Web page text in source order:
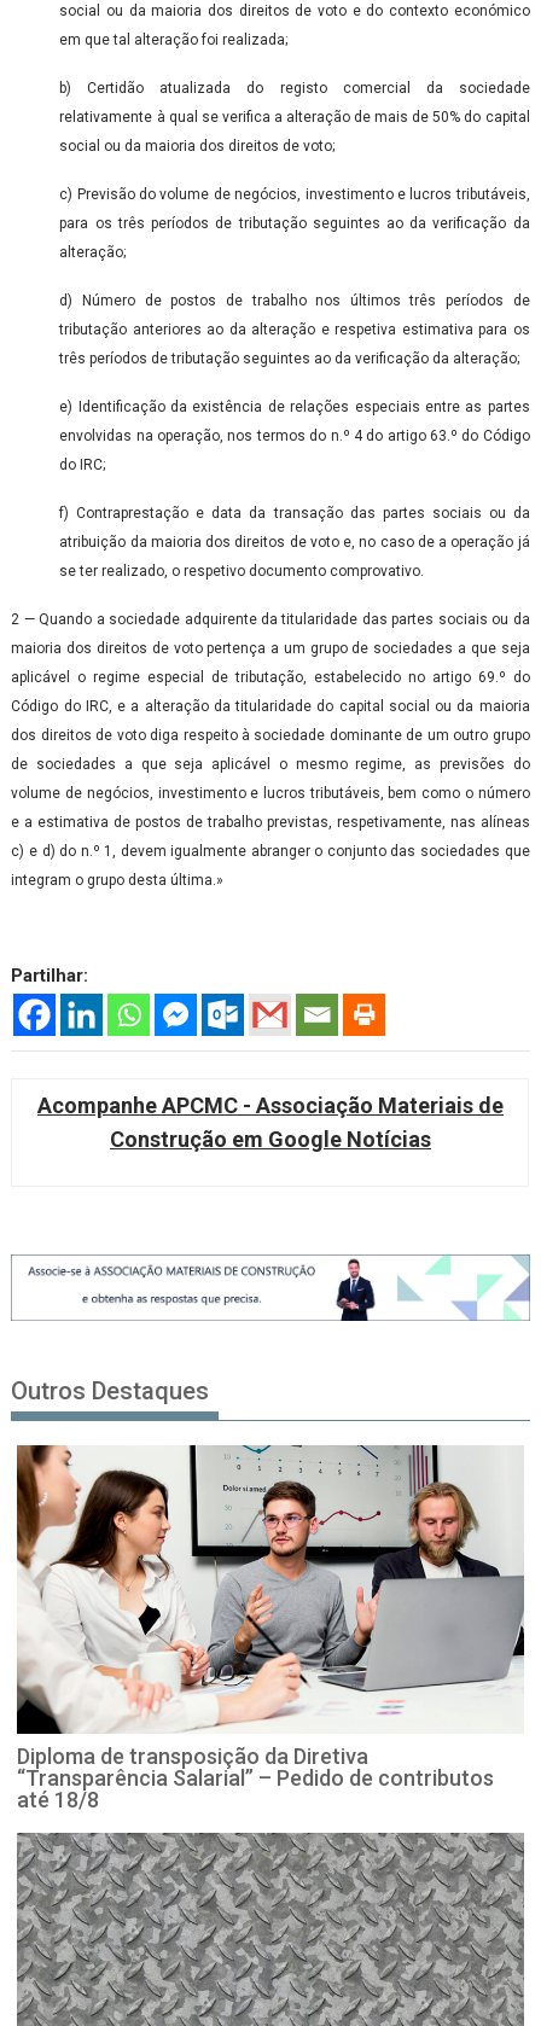
social ou da maioria dos direitos de voto e do contexto económico
em que tal alteração foi realizada;
b) Certidão atualizada do registo comercial da sociedade
relativamente à qual se verifica a alteração de mais de 50% do capital
social ou da maioria dos direitos de voto;
c) Previsão do volume de negócios, investimento e lucros tributáveis,
para os três períodos de tributação seguintes ao da verificação da
alteração;
d) Número de postos de trabalho nos últimos três períodos de
tributação anteriores ao da alteração e respetiva estimativa para os
três períodos de tributação seguintes ao da verificação da alteração;
e) Identificação da existência de relações especiais entre as partes
envolvidas na operação, nos termos do n.º 4 do artigo 63.º do Código
do IRC;
f) Contraprestação e data da transação das partes sociais ou da
atribuição da maioria dos direitos de voto e, no caso de a operação já
se ter realizado, o respetivo documento comprovativo.
2 — Quando a sociedade adquirente da titularidade das partes sociais ou da
maioria dos direitos de voto pertença a um grupo de sociedades a que seja
aplicável o regime especial de tributação, estabelecido no artigo 69.º do
Código do IRC, e a alteração da titularidade do capital social ou da maioria
dos direitos de voto diga respeito à sociedade dominante de um outro grupo
de sociedades a que seja aplicável o mesmo regime, as previsões do
volume de negócios, investimento e lucros tributáveis, bem como o número
e a estimativa de postos de trabalho previstas, respetivamente, nas alíneas
c) e d) do n.º 1, devem igualmente abranger o conjunto das sociedades que
integram o grupo desta última.»
Partilhar:
Acompanhe APCMC - Associação Materiais de
Construção em Google Notícias
Outros Destaques
Diploma de transposição da Diretiva
“Transparência Salarial” – Pedido de contributos
até 18/8